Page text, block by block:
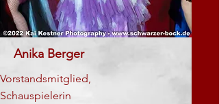
Anika Berger
Vorstandsmitglied,
Schauspielerin